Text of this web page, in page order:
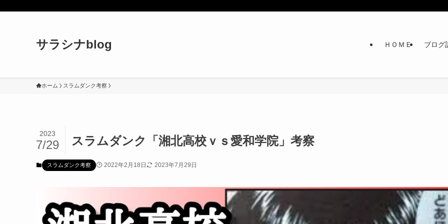
サラシナblog ＨＯＭＥ ブログ
ホーム スラムダンク考察
スラムダンク「湘北高校ｖｓ愛和学院」考察
2023
7/29
スラムダンク考察 2022年2月18日 2023年7月29日